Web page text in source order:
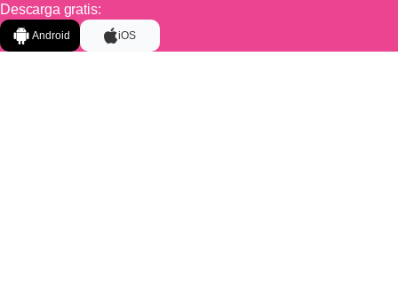
Descarga gratis:
Android iOS